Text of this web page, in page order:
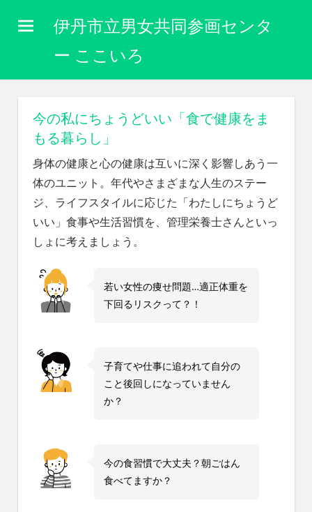
伊丹市立男女共同参画センタ
ー ここいろ
関
わ
な
く
自
ら
し
生
き
ら
社
会
を、
引
き
継
今の私にちょうどいい「食で健康をま
もる暮らし」
身体の健康と心の健康は互いに深く影響しあう一
体のユニット。年代やさまざまな人生のステー
ジ、ライフスタイルに応じた「わたしにちょうど
いい」食事や生活習慣を、管理栄養士さんといっ
しょに考えましょう。
若い女性の痩せ問題…適正体重を
下回るリスクって？！
子育てや仕事に追われて自分の
こと後回しになっていません
か？
今の食習慣で大丈夫？朝ごはん
食べてますか？